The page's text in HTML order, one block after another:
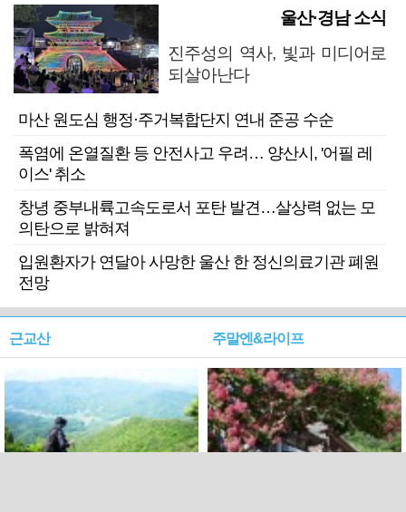
울산·경남 소식
진주성의 역사, 빛과 미디어로
되살아난다
마산 원도심 행정·주거복합단지 연내 준공 수순
폭염에 온열질환 등 안전사고 우려… 양산시, '어필 레
이스' 취소
창녕 중부내륙고속도로서 포탄 발견…살상력 없는 모
의탄으로 밝혀져
입원환자가 연달아 사망한 울산 한 정신의료기관 폐원
전망
근교산 주말엔&라이프